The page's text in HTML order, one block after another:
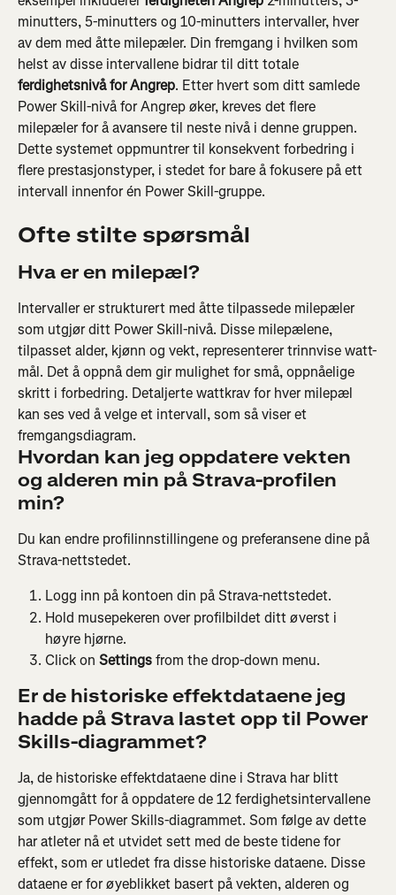
minutters, 5-minutters og 10-minutters intervaller, hver
av dem med åtte milepæler. Din fremgang i hvilken som
helst av disse intervallene bidrar til ditt totale
ferdighetsnivå for Angrep. Etter hvert som ditt samlede
Power Skill-nivå for Angrep øker, kreves det flere
milepæler for å avansere til neste nivå i denne gruppen.
Dette systemet oppmuntrer til konsekvent forbedring i
flere prestasjonstyper, i stedet for bare å fokusere på ett
intervall innenfor én Power Skill-gruppe.
Ofte stilte spørsmål
Hva er en milepæl?
Intervaller er strukturert med åtte tilpassede milepæler
som utgjør ditt Power Skill-nivå. Disse milepælene,
tilpasset alder, kjønn og vekt, representerer trinnvise watt-
mål. Det å oppnå dem gir mulighet for små, oppnåelige
skritt i forbedring. Detaljerte wattkrav for hver milepæl
kan ses ved å velge et intervall, som så viser et
fremgangsdiagram.
Hvordan kan jeg oppdatere vekten
og alderen min på Strava-profilen
min?
Du kan endre profilinnstillingene og preferansene dine på
Strava-nettstedet.
Logg inn på kontoen din på Strava-nettstedet.
Hold musepekeren over profilbildet ditt øverst i
høyre hjørne.
Click on Settings from the drop-down menu.
Er de historiske effektdataene jeg
hadde på Strava lastet opp til Power
Skills-diagrammet?
Ja, de historiske effektdataene dine i Strava har blitt
gjennomgått for å oppdatere de 12 ferdighetsintervallene
som utgjør Power Skills-diagrammet. Som følge av dette
har atleter nå et utvidet sett med de beste tidene for
effekt, som er utledet fra disse historiske dataene. Disse
dataene er for øyeblikket basert på vekten, alderen og